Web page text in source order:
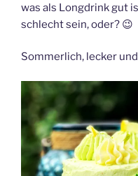
was als Longdrink gut
schlecht sein, oder? 😉
Sommerlich, lecker